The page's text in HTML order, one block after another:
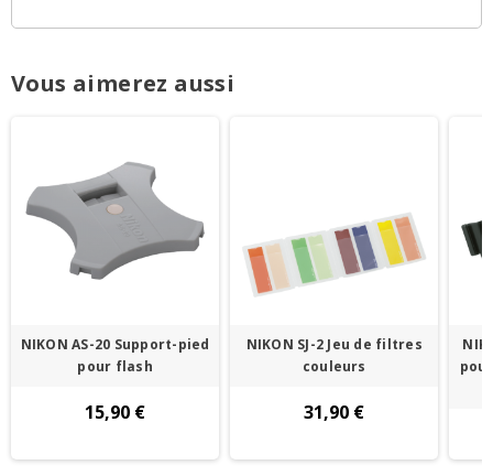
Vous aimerez aussi
NIKON AS-20 Support-pied
pour flash
15,90 €
NIKON SJ-2 Jeu de filtres
couleurs
31,90 €